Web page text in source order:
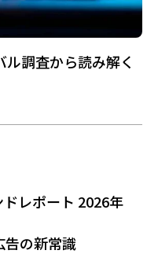
調査から読み解く
レポート 2026年
告の新常識